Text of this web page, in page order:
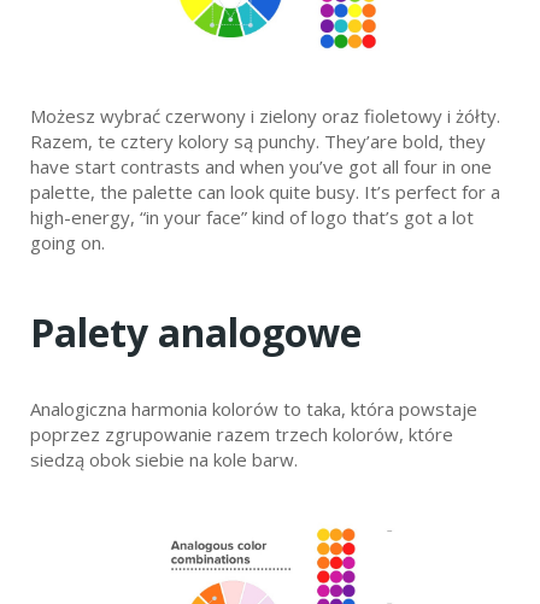
Możesz wybrać czerwony i zielony oraz fioletowy i żółty.
Razem, te cztery kolory są punchy. They’are bold, they
have start contrasts and when you’ve got all four in one
palette, the palette can look quite busy. It’s perfect for a
high-energy, “in your face” kind of logo that’s got a lot
going on.
Palety analogowe
Analogiczna harmonia kolorów to taka, która powstaje
poprzez zgrupowanie razem trzech kolorów, które
siedzą obok siebie na kole barw.